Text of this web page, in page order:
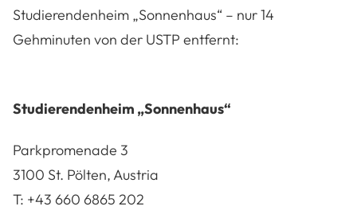
Studierendenheim „Sonnenhaus“ – nur 14
Gehminuten von der USTP entfernt:
Studierendenheim „Sonnenhaus“
Parkpromenade 3
3100 St. Pölten, Austria
T: +43 660 6865 202